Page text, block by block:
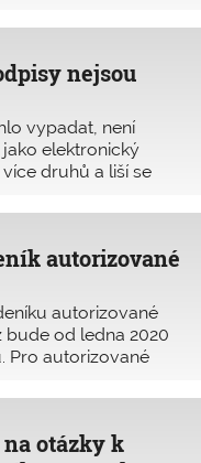
Na konkrétní
nejsou
vypadat, není
elektronický
druhů a liší se
autorizované
autorizované
bude od ledna 2020
Pro autorizované
nic nemění.
otázky k